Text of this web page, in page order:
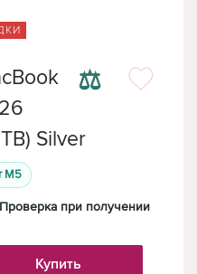
⚖
Silver
M5
Проверка при получении
Купить